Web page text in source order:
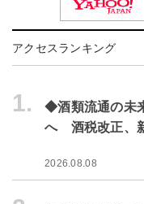
アクセスランキング
1.
◆酒類流通の未
へ 酒税改正、
2026.08.08